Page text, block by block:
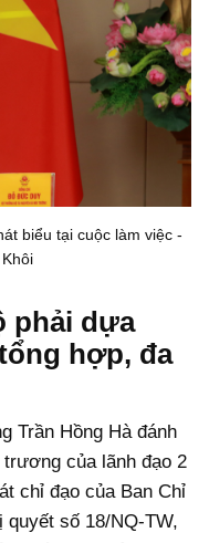
biểu tại cuộc làm việc -
phải dựa
hợp, đa
Trần Hồng Hà đánh
của lãnh đạo 2
chỉ đạo của Ban Chỉ
quyết số 18/NQ-TW,